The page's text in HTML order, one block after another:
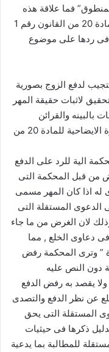
فما علاقة هذه
الفقرة بما جاء بنص المذكرة الايضاحية للمادة 20 من القانون رقم 1
فى ردها على موضوع
لدفع الزوج بصورية
لاثبات حقيقة المهر
بالبينه والقرائن
واستندت فى ذلك الى ما جاء بنص المذكرة الايضاحية للمادة 20 من
الية للرد على الدفع
من قبل المحكمة التى
له اذا كان المهر مسمى
الدعوى المستقلة التى
لان الغرض من ما جاء
دعاوى الخلع , مما
” وترى المحكمة رفض
دون النص عليه
يقصد به رفض الدفع
عن نظر الدفع والتصدى
المستقلة التى يحق
ذكرها فى حيثيات
للمطالبة بما يدعية